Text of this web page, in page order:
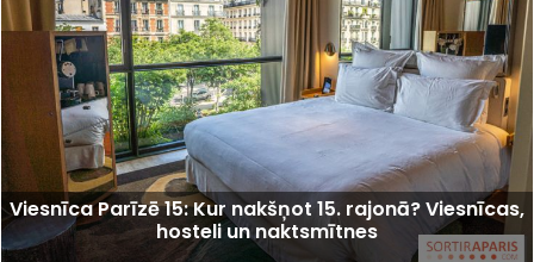
Viesnīca Parīzē 15: Kur nakšņot 15. rajonā? Viesnīcas,
hosteli un naktsmītnes